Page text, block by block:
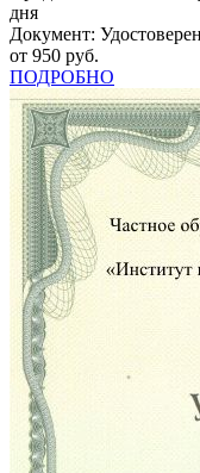
дня
Документ:
от 950 руб.
ПОДРОБНО